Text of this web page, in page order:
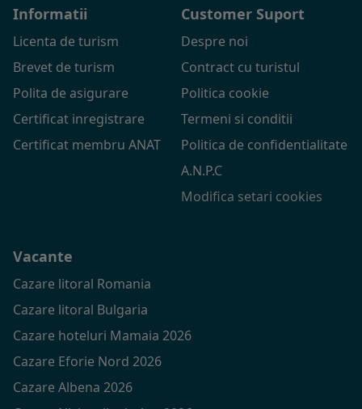
Informatii
Licenta de turism
Brevet de turism
Polita de asigurare
Certificat inregistrare
Certificat membru ANAT
Customer Suport
Despre noi
Contract cu turistul
Politica cookie
Termeni si conditii
Politica de confidentialitate
A.N.P.C
Modifica setari cookies
Vacante
Cazare litoral Romania
Cazare litoral Bulgaria
Cazare hoteluri Mamaia 2026
Cazare Eforie Nord 2026
Cazare Albena 2026